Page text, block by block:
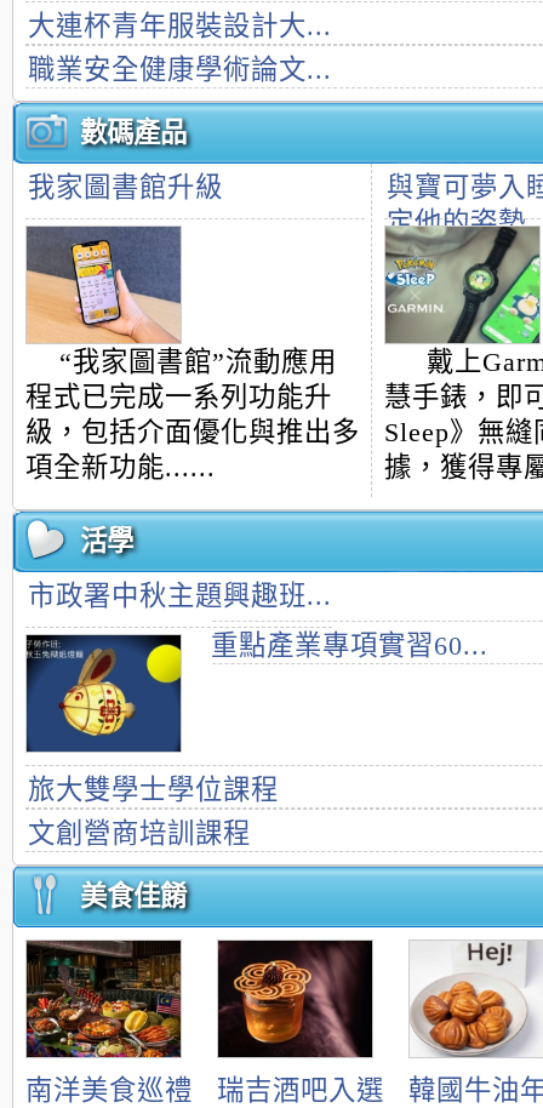
大連杯青年服裝設計大...
職業安全健康學術論文...
數碼產品
我家圖書館升級
“我家圖書館”流動應用
程式已完成一系列功能升
級，包括介面優化與推出多
項全新功能......
與寶可夢入
定他的姿勢
戴上
慧手錶，即
Sleep》無
據，獲得專
活學
市政署中秋主題興趣班...
重點產業專項實習60...
旅大雙學士學位課程
文創營商培訓課程
美食佳餚
南洋美食巡禮 瑞吉酒吧入選 韓國牛油